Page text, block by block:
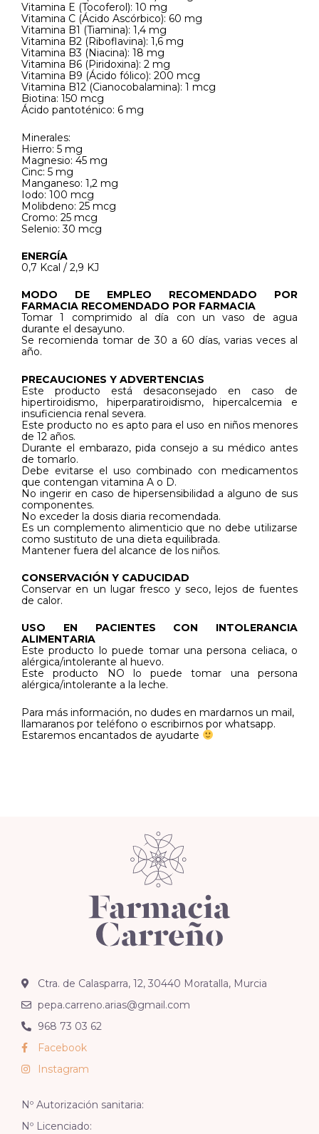
Vitamina E (Tocoferol): 10 mg
Vitamina C (Ácido Ascórbico): 60 mg
Vitamina B1 (Tiamina): 1,4 mg
Vitamina B2 (Riboflavina): 1,6 mg
Vitamina B3 (Niacina): 18 mg
Vitamina B6 (Piridoxina): 2 mg
Vitamina B9 (Ácido fólico): 200 mcg
Vitamina B12 (Cianocobalamina): 1 mcg
Biotina: 150 mcg
Ácido pantoténico: 6 mg
Minerales:
Hierro: 5 mg
Magnesio: 45 mg
Cinc: 5 mg
Manganeso: 1,2 mg
Iodo: 100 mcg
Molibdeno: 25 mcg
Cromo: 25 mcg
Selenio: 30 mcg
ENERGÍA
0,7 Kcal / 2,9 KJ
MODO DE EMPLEO RECOMENDADO POR
FARMACIA RECOMENDADO POR FARMACIA
Tomar 1 comprimido al día con un vaso de agua
durante el desayuno.
Se recomienda tomar de 30 a 60 días, varias veces al
año.
PRECAUCIONES Y ADVERTENCIAS
Este producto está desaconsejado en caso de
hipertiroidismo, hiperparatiroidismo, hipercalcemia e
insuficiencia renal severa.
Este producto no es apto para el uso en niños menores
de 12 años.
Durante el embarazo, pida consejo a su médico antes
de tomarlo.
Debe evitarse el uso combinado con medicamentos
que contengan vitamina A o D.
No ingerir en caso de hipersensibilidad a alguno de sus
componentes.
No exceder la dosis diaria recomendada.
Es un complemento alimenticio que no debe utilizarse
como sustituto de una dieta equilibrada.
Mantener fuera del alcance de los niños.
CONSERVACIÓN Y CADUCIDAD
Conservar en un lugar fresco y seco, lejos de fuentes
de calor.
USO EN PACIENTES CON INTOLERANCIA
ALIMENTARIA
Este producto lo puede tomar una persona celiaca, o
alérgica/intolerante al huevo.
Este producto NO lo puede tomar una persona
alérgica/intolerante a la leche.
Para más información, no dudes en mardarnos un mail,
llamaranos por teléfono o escribirnos por whatsapp.
Estaremos encantados de ayudarte
Ctra. de Calasparra, 12, 30440 Moratalla, Murcia
pepa.carreno.arias@gmail.com
968 73 03 62
Facebook
Instagram
Nº Autorización sanitaria:
Nº Licenciado: